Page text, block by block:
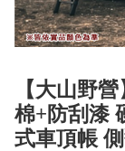
【大山野
棉+防刮漆
式車頂帳